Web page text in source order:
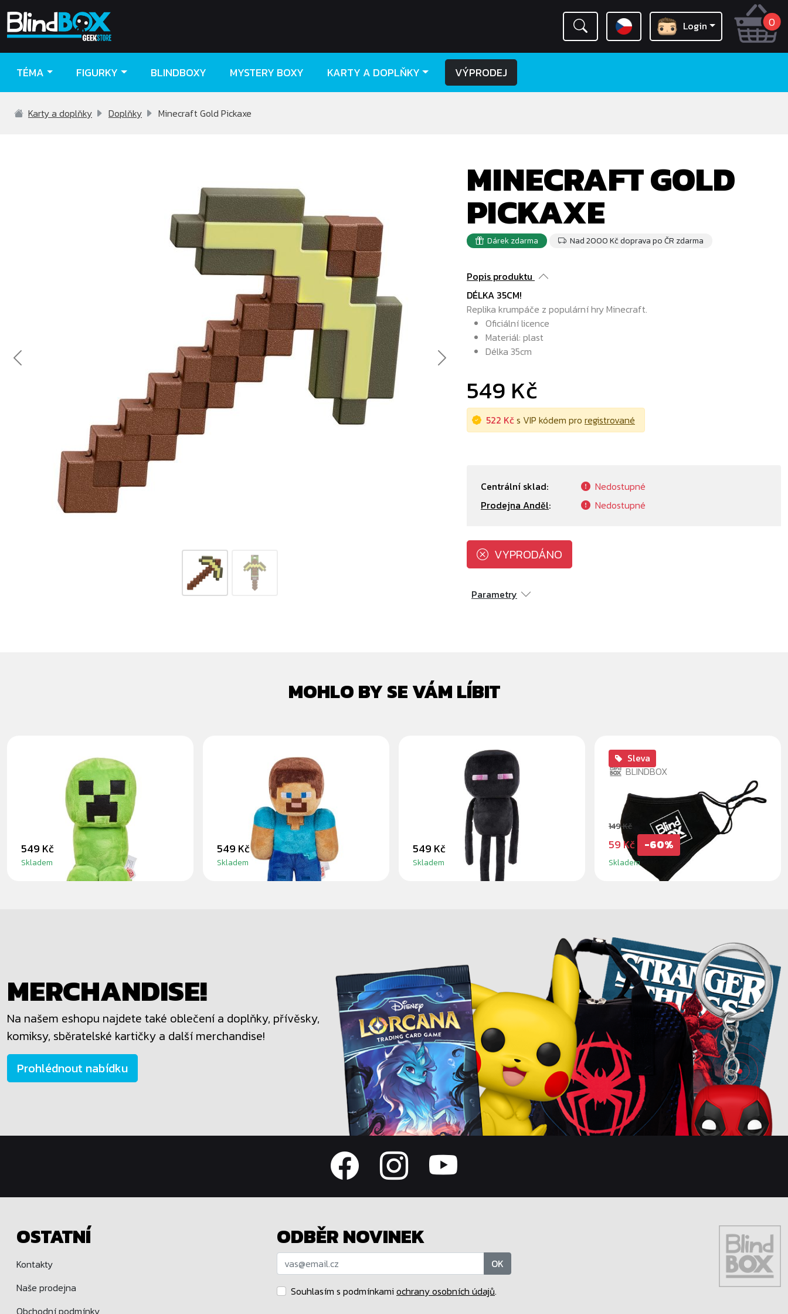
0
Login
TÉMA FIGURKY BLINDBOXY MYSTERY BOXY KARTY A DOPLŇKY VÝPRODEJ
Karty a doplňky Doplňky Minecraft Gold Pickaxe
Previous Next
MINECRAFT GOLD
PICKAXE
Dárek zdarma Nad 2000 Kč doprava po ČR zdarma
Popis produktu
DÉLKA 35CM!
Replika krumpáče z populární hry Minecraft.
Oficiální licence
Materiál: plast
Délka 35cm
549 Kč
522 Kčs VIP kódem pro registrované
Centrální sklad:
Nedostupné
Prodejna Anděl: Nedostupné
VYPRODÁNO
Parametry
MOHLO BY SE VÁM LÍBIT
MINECRAFT CREEPER -
PLYŠÁK 30CM
549 Kč
Skladem
MINECRAFT STEVE - PLYŠÁK
549 Kč
Skladem
MINECRAFT ENDERMAN -
PLYŠÁK 30CM
549 Kč
Skladem
BLINDBOX
BAVLNĚNÁ ROUŠKA
BLINDBOX
Sleva
149 Kč
59 Kč -60%
Skladem
MERCHANDISE!
Na našem eshopu najdete také oblečení a doplňky, přívěsky,
komiksy, sběratelské kartičky a další merchandise!
Prohlédnout nabídku
OSTATNÍ
Kontakty
Naše prodejna
Obchodní podmínky
ODBĚR NOVINEK
OK
Souhlasím s podmínkami ochrany osobních údajů.